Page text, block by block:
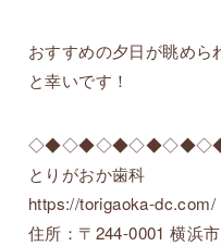
おすすめの夕日が眺め
と幸いです！
とりがおか歯科
https://torigaoka-dc.com/
住所：〒244-0001 横浜